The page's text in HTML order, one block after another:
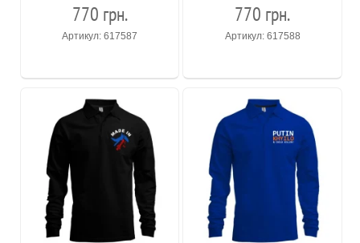
770 грн.
Артикул: 617587
770 грн.
Артикул: 617588